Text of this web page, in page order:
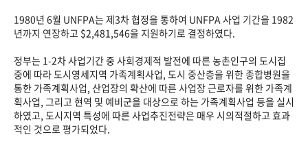
1980년 6월 UNFPA는 제3차 협정을 통하여 UNFPA 사업 기간을 1982
년까지 연장하고 $2,481,546을 지원하기로 결정하였다.
정부는 1-2차 사업기간 중 사회경제적 발전에 따른 농촌인구의 도시집
중에 따라 도시영세지역 가족계획사업, 도시 중산층을 위한 종합병원을
통한 가족계획사업, 산업장의 확산에 따른 사업장 근로자를 위한 가족계
획사업, 그리고 현역 및 예비군을 대상으로 하는 가족계획사업 등을 실시
하였고, 도시지역 특성에 따른 사업추진전략은 매우 시의적절하고 효과
적인 것으로 평가되었다.